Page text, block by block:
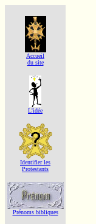
Accueil
du site
L'idée
Identifier les
Protestants
Prénoms bibliques